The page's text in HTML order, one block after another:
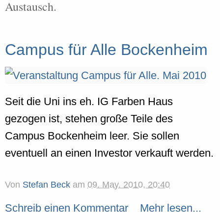
Austausch.
Campus für Alle Bockenheim
Seit die Uni ins eh. IG Farben Haus
gezogen ist, stehen große Teile des
Campus Bockenheim leer. Sie sollen
eventuell an einen Investor verkauft werden.
Von Stefan Beck am 09. May. 2010, 20:40
Schreib einen Kommentar
Mehr lesen...